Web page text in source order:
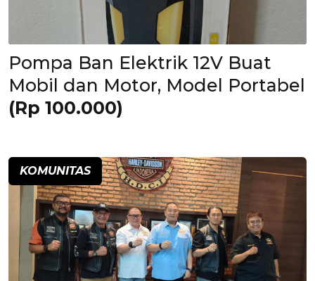
Pompa Ban Elektrik 12V Buat
Mobil dan Motor, Model Portabel
(Rp 100.000)
KOMUNITAS